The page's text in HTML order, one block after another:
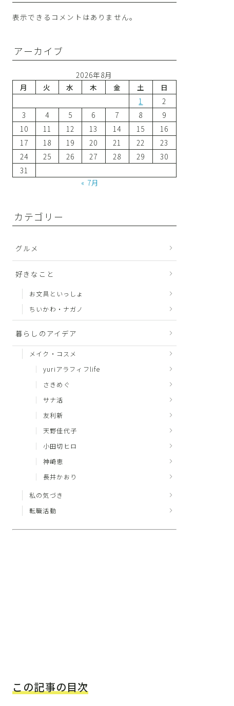
表示できるコメントはありません。
アーカイブ
2026年8月
月
火 水 木 金 土
日
1
2
3
4 5 6 7 8
9
10
11 12 13 14 15
16
17
18 19 20 21 22
23
24
25 26 27 28 29
30
31
« 7月
カテゴリー
グルメ
好きなこと
お文具といっしょ
ちいかわ・ナガノ
暮らしのアイデア
メイク・コスメ
yuriアラフィフlife
さきめぐ
サナ活
友利新
天野佳代子
小田切ヒロ
神崎恵
長井かおり
私の気づき
転職活動
この記事の目次